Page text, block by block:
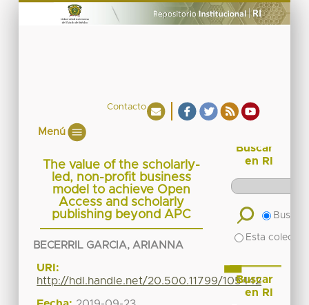
Contacto
Menú
The value of the scholarly-
led, non-profit business
model to achieve Open
Access and scholarly
publishing beyond APC
BECERRIL GARCIA, ARIANNA
URI:
http://hdl.handle.net/20.500.11799/105442
Buscar
en RI
Buscar
Esta
Buscar
en RI